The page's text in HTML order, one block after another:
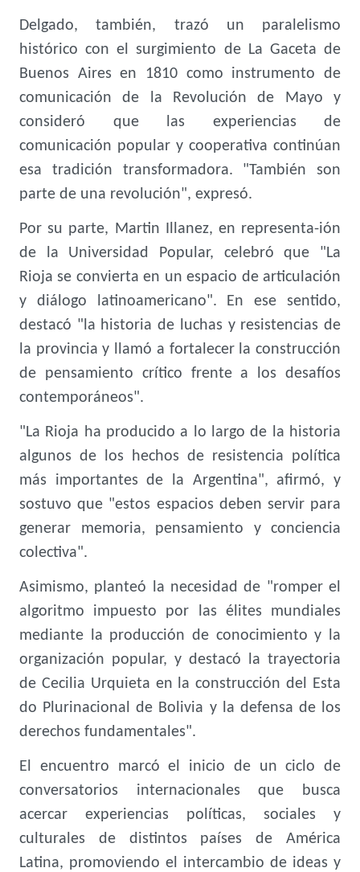
Delgado, también, trazó un paralelismo
histórico con el surgimiento de La Gaceta de
Buenos Aires en 1810 como instrumento de
comunicación de la Revolución de Mayo y
consideró que las experiencias de
comunicación popular y cooperativa continúan
esa tradición transformadora. "También son
parte de una revolución", expresó.
Por su parte, Martin Illanez, en representa-ión
de la Universidad Popular, celebró que "La
Rioja se convierta en un espacio de articulación
y diálogo latinoamericano". En ese sentido,
destacó "la historia de luchas y resistencias de
la provincia y llamó a fortalecer la construcción
de pensamiento crítico frente a los desafíos
contemporáneos".
"La Rioja ha producido a lo largo de la historia
algunos de los hechos de resistencia política
más importantes de la Argentina", afirmó, y
sostuvo que "estos espacios deben servir para
generar memoria, pensamiento y conciencia
colectiva".
Asimismo, planteó la necesidad de "romper el
algoritmo impuesto por las élites mundiales
mediante la producción de conocimiento y la
organización popular, y destacó la trayectoria
de Cecilia Urquieta en la construcción del Esta
do Plurinacional de Bolivia y la defensa de los
derechos fundamentales".
El encuentro marcó el inicio de un ciclo de
conversatorios internacionales que busca
acercar experiencias políticas, sociales y
culturales de distintos países de América
Latina, promoviendo el intercambio de ideas y